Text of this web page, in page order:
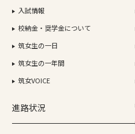
入試情報
校納金・奨学金について
筑女生の一日
筑女生の一年間
筑女VOICE
進路状況